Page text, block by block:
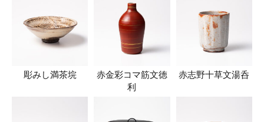
彫みし満茶垸
赤金彩コマ筋文徳
利
赤志野十草文湯呑